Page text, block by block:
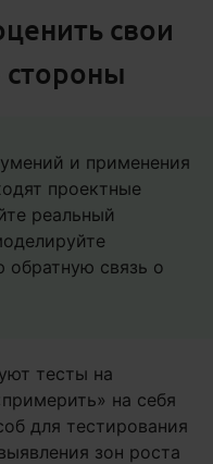
свои
и применения
проектные
реальный
обратную связь о
тесты на
на себя
для тестирования
зон роста